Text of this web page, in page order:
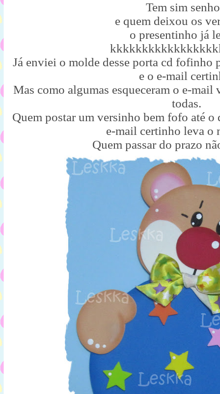
Tem sim
e quem deixou os
o presentinho já
Já enviei o molde desse porta cd fofinho
e o e-mail
Mas como algumas esqueceram o e-mail
todas.
Quem postar um versinho bem fofo até
e-mail certinho leva o
Quem passar do prazo